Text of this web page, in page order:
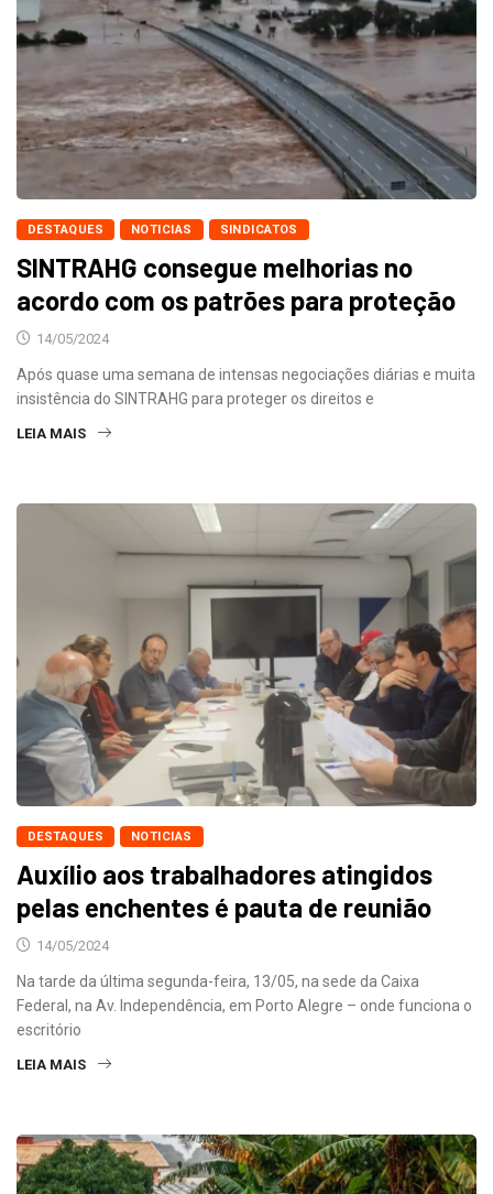
DESTAQUES NOTICIAS SINDICATOS
SINTRAHG consegue melhorias no
acordo com os patrões para proteção
14/05/2024
Após quase uma semana de intensas negociações diárias e muita
insistência do SINTRAHG para proteger os direitos e
LEIA MAIS
DESTAQUES NOTICIAS
Auxílio aos trabalhadores atingidos
pelas enchentes é pauta de reunião
14/05/2024
Na tarde da última segunda-feira, 13/05, na sede da Caixa
Federal, na Av. Independência, em Porto Alegre – onde funciona o
escritório
LEIA MAIS